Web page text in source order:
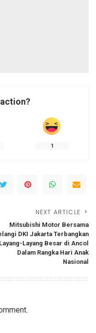
1
NEXT ARTICLE
Mitsubishi Motor Bersama
DKI Jakarta Terbangkan
Layang-Layang Besar di Ancol
Dalam Rangka Hari Anak
Nasional